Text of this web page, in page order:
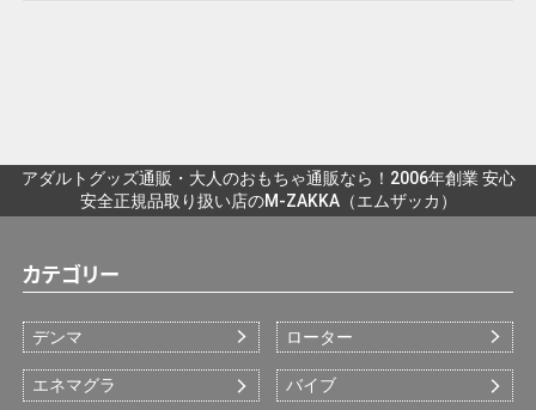
アダルトグッズ通販・大人のおもちゃ通販なら！2006年創業 安心
安全正規品取り扱い店のM-ZAKKA（エムザッカ）
カテゴリー
デンマ ローター
エネマグラ バイブ